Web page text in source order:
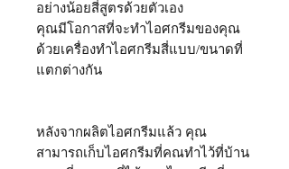
อย่างน้อยสี่สูตรด้วยตัวเอง
คุณมีโอกาสที่จะทำไอศกรีมของคุณ
ด้วยเครื่องทำไอศกรีมสี่แบบ/ขนาดที่
แตกต่างกัน
หลังจากผลิตไอศกรีมแล้ว คุณ
สามารถเก็บไอศกรีมที่คณทำไว้ที่บ้าน